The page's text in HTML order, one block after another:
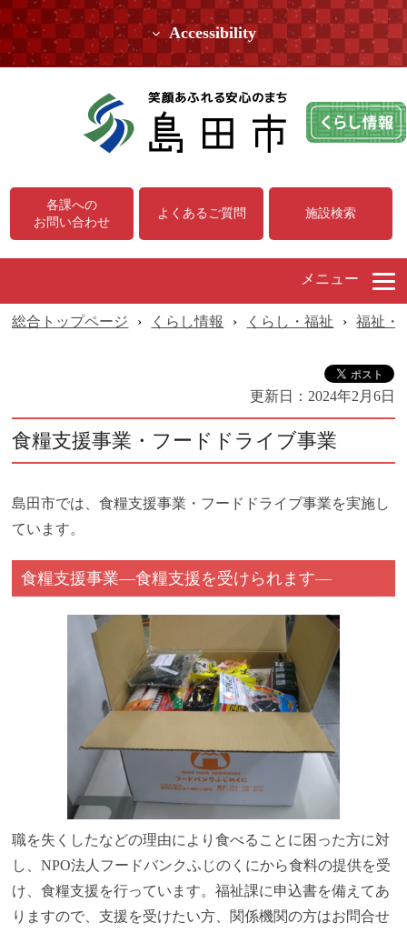
Accessibility
各課への
お問い合わせ
よくあるご質問 施設検索
メニュー
総合トップページ › くらし情報 › くらし・福祉 › 福祉・
更新日： 2024年2月6日
食糧支援事業・フードドライブ事業
島田市では、食糧支援事業・フードドライブ事業を実施し
ています。
食糧支援事業―食糧支援を受けられます―
職を失くしたなどの理由により食べることに困った方に対
し、NPO法人フードバンクふじのくにから食料の提供を受
け、食糧支援を行っています。福祉課に申込書を備えてあ
りますので、支援を受けたい方、関係機関の方はお問合せ